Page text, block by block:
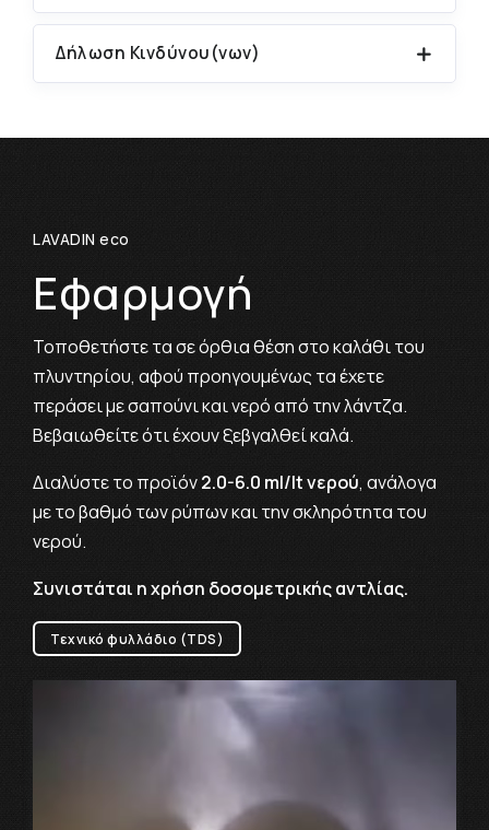
Δήλωση Κινδύνου(νων)
LAVADIN eco
Εφαρμογή
Τοποθετήστε τα σε όρθια θέση στο καλάθι του
πλυντηρίου, αφού προηγουμένως τα έχετε
περάσει με σαπούνι και νερό από την λάντζα.
Βεβαιωθείτε ότι έχουν ξεβγαλθεί καλά.
Διαλύστε το προϊόν2.0-6.0 ml/lt νερού, ανάλογα
με το βαθμό των ρύπων και την σκληρότητα του
νερού.
Συνιστάται η χρήση δοσομετρικής αντλίας.
Τεχνικό φυλλάδιο (TDS)